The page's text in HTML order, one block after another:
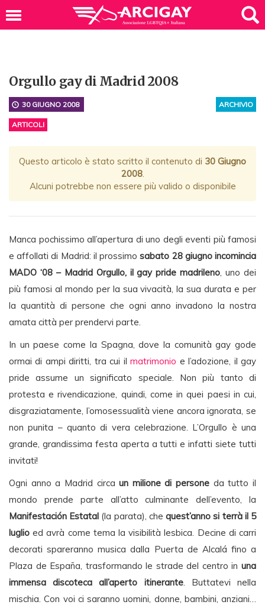
Orgullo gay di Madrid 2008
ARCHIVIO
30 GIUGNO 2008
ARTICOLI
Questo articolo è stato scritto il contenuto di 30 Giugno
2008.
Alcuni potrebbe non essere più valido o disponibile
Manca pochissimo all’apertura di uno degli eventi più famosi
e affollati di Madrid: il prossimosabato 28 giugno incomincia
MADO ‘08 – Madrid Orgullo, il gay pride madrileno, uno dei
più famosi al mondo per la sua vivacità, la sua durata e per
la quantità di persone che ogni anno invadono la nostra
amata città per prendervi parte.
In un paese come la Spagna, dove la comunità gay gode
ormai di ampi diritti, tra cui ilmatrimonio e l’adozione, il gay
pride assume un significato speciale. Non più tanto di
protesta e rivendicazione, quindi, come in quei paesi in cui,
disgraziatamente, l’omosessualità viene ancora ignorata, se
non punita – quanto di vera celebrazione. L’Orgullo è una
grande, grandissima festa aperta a tutti e infatti siete tutti
invitati!
Ogni anno a Madrid circaun milione di persone da tutto il
mondo prende parte all’atto culminante dell’evento, la
Manifestación Estatal (la parata), chequest’anno si terrà il 5
luglio ed avrà come tema la visibilità lesbica. Decine di carri
decorati spareranno musica dalla Puerta de Alcalá fino a
Plaza de España, trasformando le strade del centro in una
immensa discoteca all’aperto itinerante. Buttatevi nella
mischia. Con voi ci saranno uomini, donne, bambini, anziani…